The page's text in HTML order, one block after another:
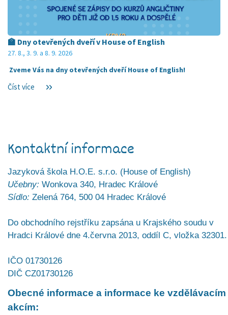
🏫 Dny otevřených dveří v House of English
27. 8., 3. 9. a 8. 9. 2026
Zveme Vás na dny otevřených dveří House of English!
Číst více
Kontaktní informace
Jazyková škola H.O.E. s.r.o. (House of English)
Učebny: Wonkova 340, Hradec Králové
Sídlo: Zelená 764, 500 04 Hradec Králové
Do obchodního rejstříku zapsána u Krajského soudu v
Hradci Králové dne 4.června 2013, oddíl C, vložka 32301.
IČO 01730126
DIČ CZ01730126
Obecné informace a informace ke vzdělávacím
akcím: